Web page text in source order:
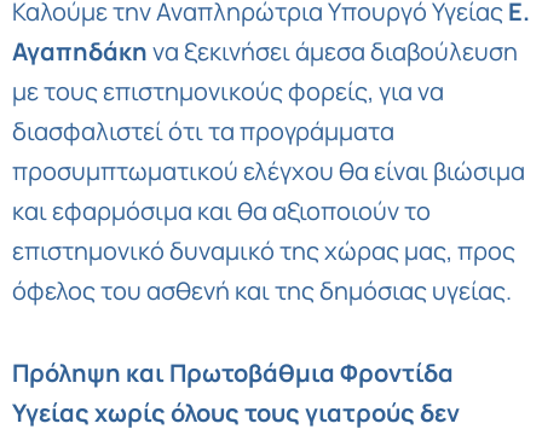
Καλούμε την Αναπληρώτρια Υπουργό ΥγείαςΕ.
Αγαπηδάκηνα ξεκινήσει άμεσα διαβούλευση
με τους επιστημονικούς φορείς, για να
διασφαλιστεί ότι τα προγράμματα
προσυμπτωματικού ελέγχου θα είναι βιώσιμα
και εφαρμόσιμα και θα αξιοποιούν το
επιστημονικό δυναμικό της χώρας μας, προς
όφελος του ασθενή και της δημόσιας υγείας.
Πρόληψη και Πρωτοβάθμια Φροντίδα
Υγείας χωρίς όλους τους γιατρούς δεν